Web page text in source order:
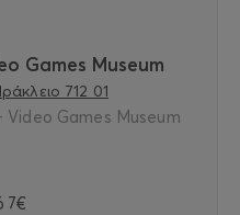
Games Museum
712 01
Video Games Museum
7€